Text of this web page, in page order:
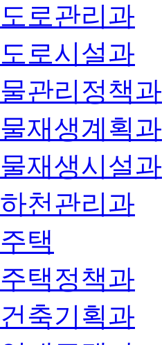
도로관리과
도로시설과
물관리정책과
물재생계획과
물재생시설과
하천관리과
주택
주택정책과
건축기획과